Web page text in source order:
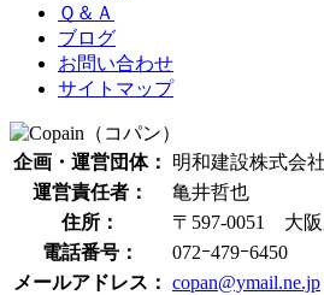
Ｑ＆Ａ
ブログ
お問い合わせ
サイトマップ
企画・運営団体：
明和建設株式会社
運営責任者：
亀井哲也
住所：
〒597-0051 大
電話番号：
072ｰ479ｰ6450
メールアドレス： copan@ymail.ne.jp